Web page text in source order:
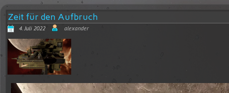
Zeit für den Aufbruch
4. Juli 2022 alexander